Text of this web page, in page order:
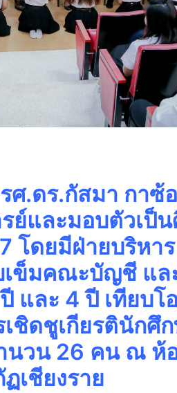
ศ.ดร.กัสมา กา
ย์และมอบตัวเป็
โดยมีฝ่ายบริหา
ข็มคณะบัญชี แล
และ 4 ปี เทียบโ
ชิดชูเกียรตินักศึ
นวน 26 คน ณ ห้
เชียงราย